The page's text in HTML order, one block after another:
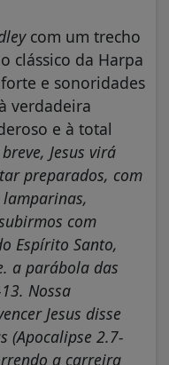
com um trecho
clássico da Harpa
e sonoridades
verdadeira
e à total
breve, Jesus virá
preparados, com
lamparinas,
com
Espírito Santo,
a parábola das
Nossa
Jesus disse
(Apocalipse 2.7-
a carreira